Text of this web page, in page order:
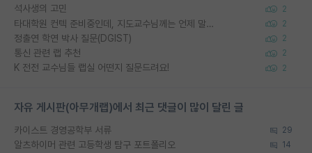
석사생의 고민 2
타대학원 컨텍 준비중인데, 지도교수님께는 언제 말씀드려야 할까요? 2
정출연 학연 박사 질문(DGIST) 2
통신 관련 랩 추천 2
K 전전 교수님들 랩실 어떤지 질문드려요! 2
자유 게시판(아무개랩)에서 최근 댓글이 많이 달린 글
카이스트 경영공학부 서류 29
알츠하이머 관련 고등학생 탐구 포트폴리오 14